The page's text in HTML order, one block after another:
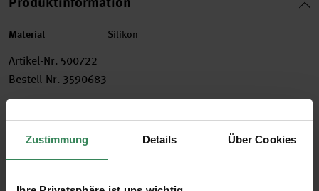
Zustimmung Details Über Cookies
Material Silikon
Artikel-Nr. 500722
Bestell-Nr. 3590683
Produktbeschreibung
Mit dieser praktischen Silikon Gießform gelingt das